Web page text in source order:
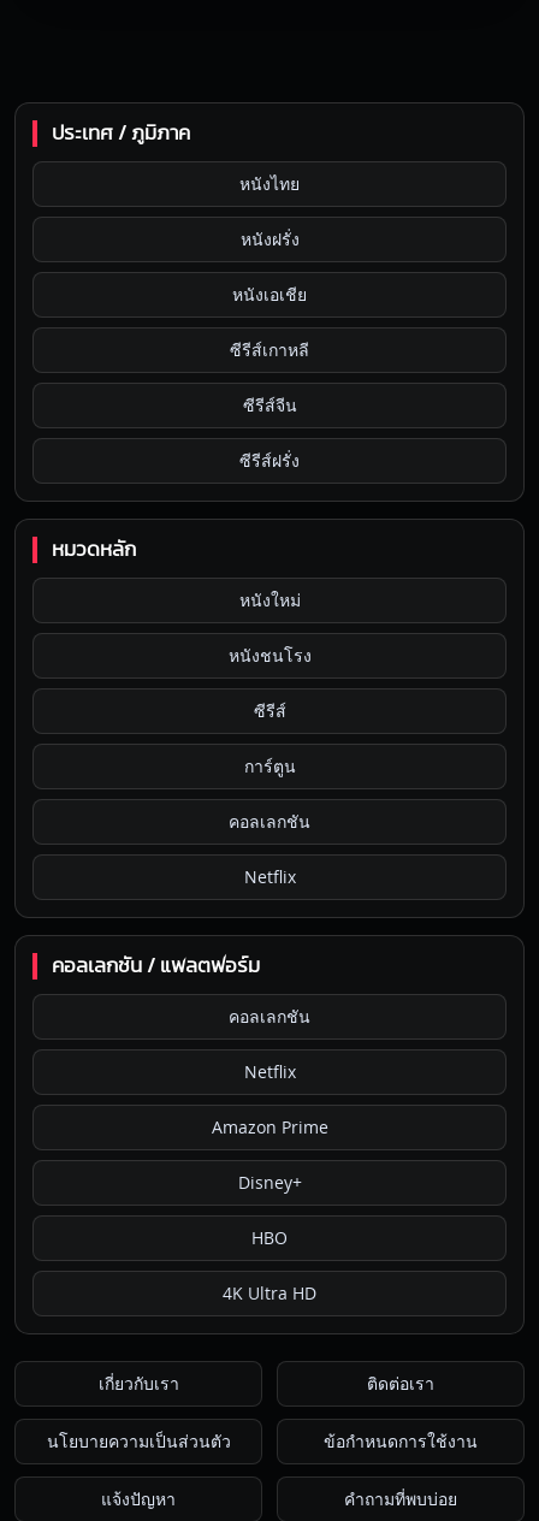
ประเทศ / ภูมิภาค
หนังไทย
หนังฝรั่ง
หนังเอเชีย
ซีรีส์เกาหลี
ซีรีส์จีน
ซีรีส์ฝรั่ง
หมวดหลัก
หนังใหม่
หนังชนโรง
ซีรีส์
การ์ตูน
คอลเลกชัน
Netflix
คอลเลกชัน / แพลตฟอร์ม
คอลเลกชัน
Netflix
Amazon Prime
Disney+
HBO
4K Ultra HD
เกี่ยวกับเรา ติดต่อเรา
นโยบายความเป็นส่วนตัว ข้อกำหนดการใช้งาน
แจ้งปัญหา คำถามที่พบบ่อย